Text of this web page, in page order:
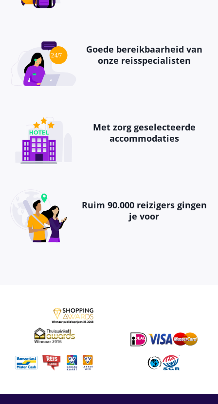
Goede bereikbaarheid van
onze reisspecialisten
Met zorg geselecteerde
accommodaties
Ruim 90.000 reizigers gingen
je voor